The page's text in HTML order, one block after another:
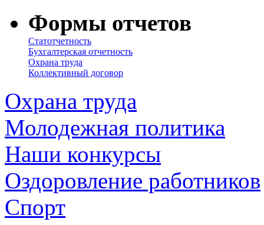
Формы отчетов
Статотчетность
Бухгалтерская отчетность
Охрана труда
Коллективный договор
Охрана труда
Молодежная политика
Наши конкурсы
Оздоровление работников
Спорт